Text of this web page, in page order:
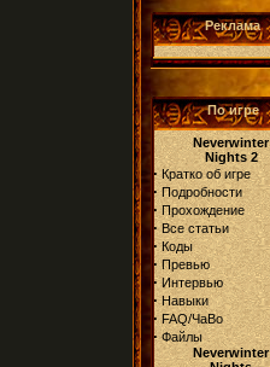
Реклама
По игре
Neverwinter
Nights 2
· Кратко об игре
· Подробности
· Прохождение
· Все статьи
· Коды
· Превью
· Интервью
· Навыки
· FAQ/ЧаВо
· Файлы
Neverwinter